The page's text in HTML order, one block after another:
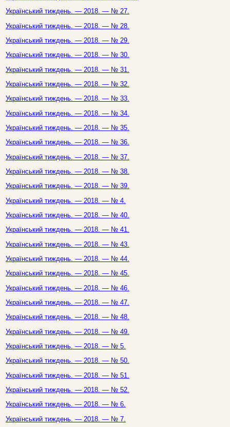
Український тиждень. — 2018. — № 27.
Український тиждень. — 2018. — № 28.
Український тиждень. — 2018. — № 29.
Український тиждень. — 2018. — № 30.
Український тиждень. — 2018. — № 31.
Український тиждень. — 2018. — № 32.
Український тиждень. — 2018. — № 33.
Український тиждень. — 2018. — № 34.
Український тиждень. — 2018. — № 35.
Український тиждень. — 2018. — № 36.
Український тиждень. — 2018. — № 37.
Український тиждень. — 2018. — № 38.
Український тиждень. — 2018. — № 39.
Український тиждень. — 2018. — № 4.
Український тиждень. — 2018. — № 40.
Український тиждень. — 2018. — № 41.
Український тиждень. — 2018. — № 43.
Український тиждень. — 2018. — № 44.
Український тиждень. — 2018. — № 45.
Український тиждень. — 2018. — № 46.
Український тиждень. — 2018. — № 47.
Український тиждень. — 2018. — № 48.
Український тиждень. — 2018. — № 49.
Український тиждень. — 2018. — № 5.
Український тиждень. — 2018. — № 50.
Український тиждень. — 2018. — № 51.
Український тиждень. — 2018. — № 52.
Український тиждень. — 2018. — № 6.
Український тиждень. — 2018. — № 7.